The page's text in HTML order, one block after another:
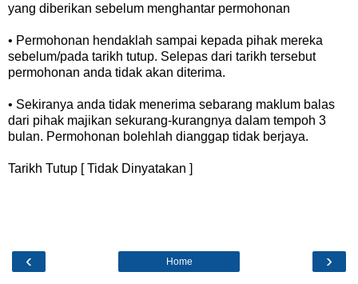
yang diberikan sebelum menghantar permohonan
• Permohonan hendaklah sampai kepada pihak mereka
sebelum/pada tarikh tutup. Selepas dari tarikh tersebut
permohonan anda tidak akan diterima.
• Sekiranya anda tidak menerima sebarang maklum balas
dari pihak majikan sekurang-kurangnya dalam tempoh 3
bulan. Permohonan bolehlah dianggap tidak berjaya.
Tarikh Tutup [ Tidak Dinyatakan ]
‹ ›
Home